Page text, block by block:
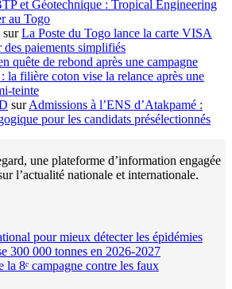
et Géotechnique : Tropical Engineering
au Togo
surLa Poste du Togo lance la carte VISA
paiements simplifiés
quête de rebond après une campagne
la filière coton vise la relance après une
teinte
surAdmissions à l’ENS d’Atakpamé :
pour les candidats présélectionnés
une plateforme d’information engagée
l’actualité nationale et internationale.
pour mieux détecter les épidémies
300 000 tonnes en 2026-2027
8ᵉ campagne contre les faux